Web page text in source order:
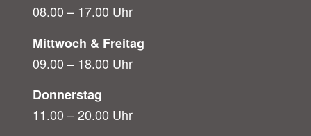
08.00 – 17.00 Uhr
Mittwoch & Freitag
09.00 – 18.00 Uhr
Donnerstag
11.00 – 20.00 Uhr